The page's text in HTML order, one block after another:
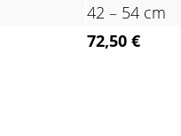
42 – 54 cm
72,50 €